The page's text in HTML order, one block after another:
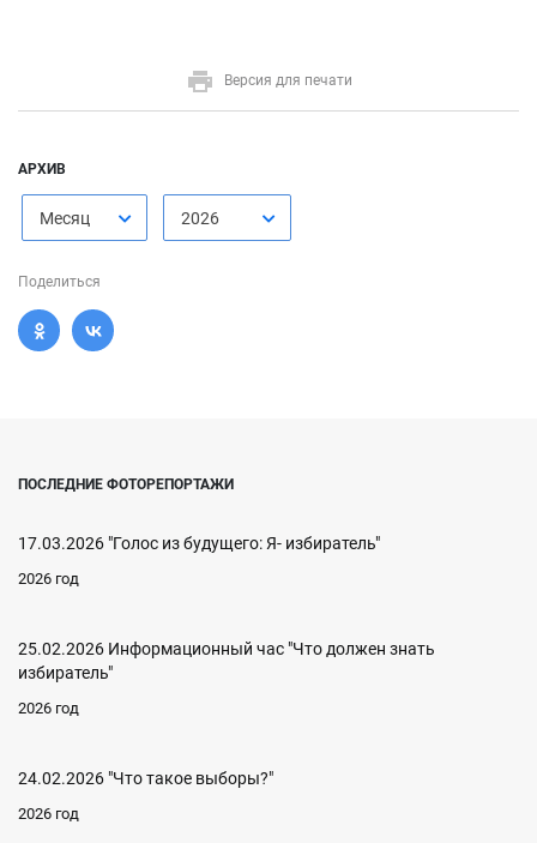
Версия для печати
АРХИВ
Месяц 2026
Поделиться
ПОСЛЕДНИЕ ФОТОРЕПОРТАЖИ
17.03.2026 "Голос из будущего: Я- избиратель"
2026 год
25.02.2026 Информационный час "Что должен знать
избиратель"
2026 год
24.02.2026 "Что такое выборы?"
2026 год